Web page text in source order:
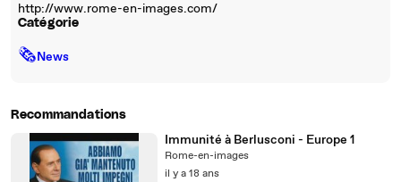
http://www.rome-en-images.com/
Catégorie
🗞News
Recommandations
Immunité à Berlusconi - Europe 1
Rome-en-images
il y a 18 ans